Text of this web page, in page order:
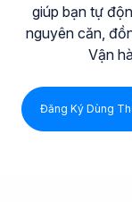
giúp bạn tự
nguyên căn,
Vận
Đăng Ký Dùng